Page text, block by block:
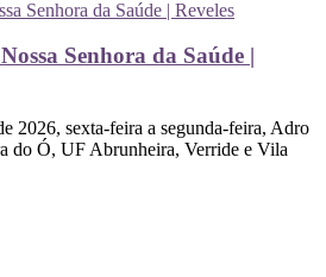
Senhora da Saúde |
2026, sexta-feira a segunda-feira, Adro
do Ó, UF Abrunheira, Verride e Vila